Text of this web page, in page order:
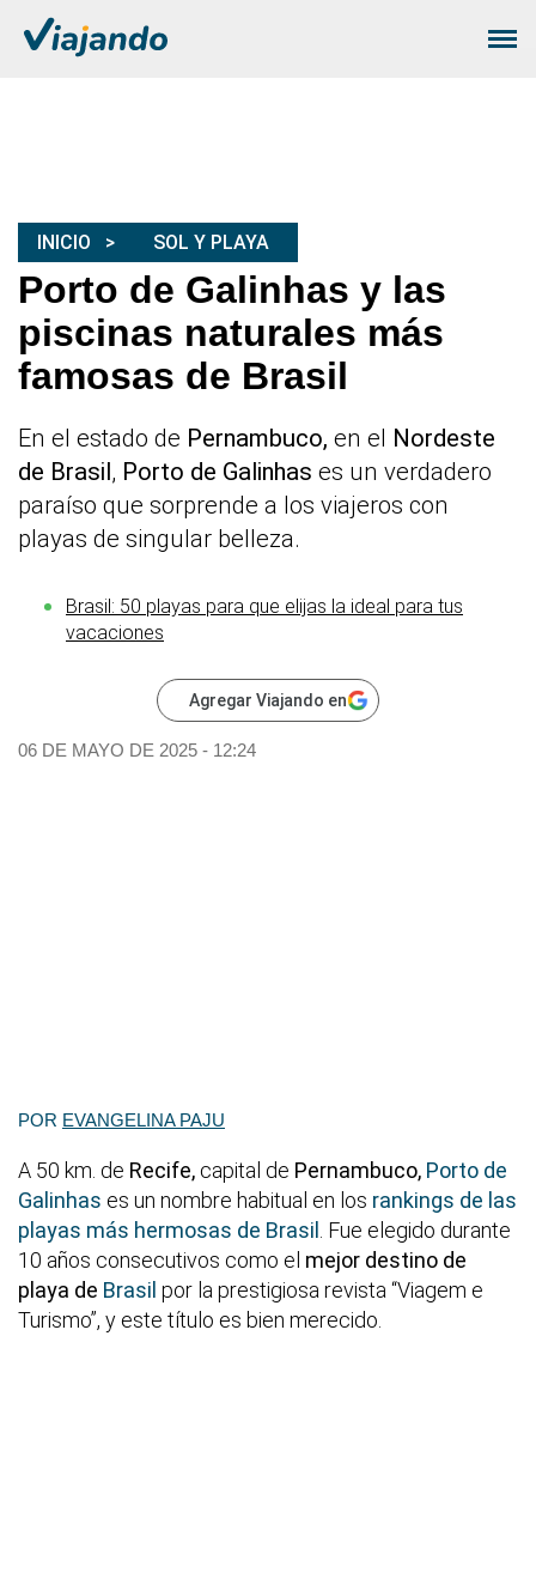
INICIO SOL Y PLAYA
Porto de Galinhas y las
piscinas naturales más
famosas de Brasil
En el estado de Pernambuco, en el Nordeste
de Brasil , Porto de Galinhas es un verdadero
paraíso que sorprende a los viajeros con
playas de singular belleza.
Brasil: 50 playas para que elijas la ideal para tus
vacaciones
Agregar Viajando en
06 DE MAYO DE 2025 - 12:24
POR EVANGELINA PAJU
A 50 km. de Recife, capital de Pernambuco, Porto de
Galinhas es un nombre habitual en los rankings de las
playas más hermosas de Brasil
. Fue elegido durante
10 años consecutivos como el mejor destino de
playa de Brasil por la prestigiosa revista “Viagem e
Turismo”, y este título es bien merecido.